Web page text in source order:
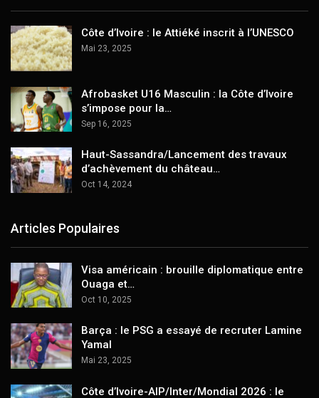
Côte d’Ivoire : le Attiéké inscrit à l’UNESCO
Mai 23, 2025
Afrobasket U16 Masculin : la Côte d’Ivoire
s’impose pour la…
Sep 16, 2025
Haut-Sassandra/Lancement des travaux
d’achèvement du château…
Oct 14, 2024
Articles Populaires
Visa américain : brouille diplomatique entre
Ouaga et…
Oct 10, 2025
Barça : le PSG a essayé de recruter Lamine
Yamal
Mai 23, 2025
Côte d’Ivoire-AIP/Inter/Mondial 2026 : le